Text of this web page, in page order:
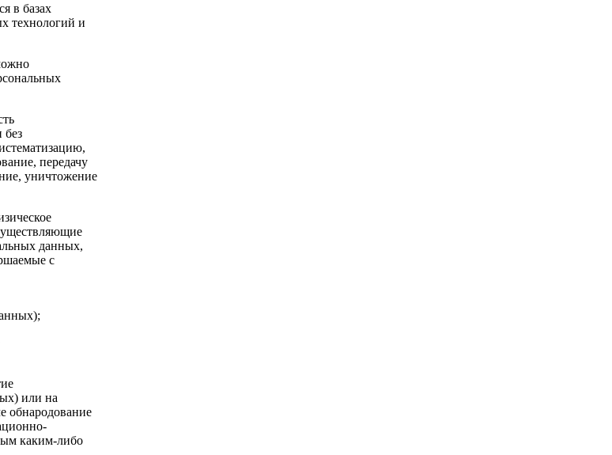
в базах
технологий и
без
передачу
уничтожение
данных,
с
или на
обнародование
каким-либо